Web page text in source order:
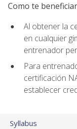
Como te
Al obtener la
en cualquier
entrenador
Para
certificación
establecer
Syllabus